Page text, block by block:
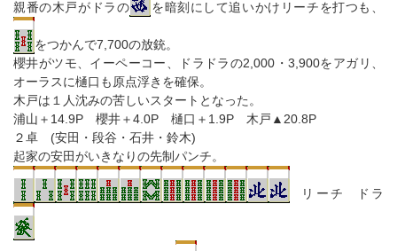
親番の木戸がドラの を暗刻にして追いかけリーチを打つも、
をつかんで7,700の放銃。
櫻井がツモ、イーペーコー、ドラドラの2,000・3,900をアガリ、
オーラスに樋口も原点浮きを確保。
木戸は１人沈みの苦しいスタートとなった。
浦山＋14.9P 櫻井＋4.0P 樋口＋1.9P 木戸▲20.8P
２卓 (安田・段谷・石井・鈴木)
起家の安田がいきなりの先制パンチ。
リーチ ドラ